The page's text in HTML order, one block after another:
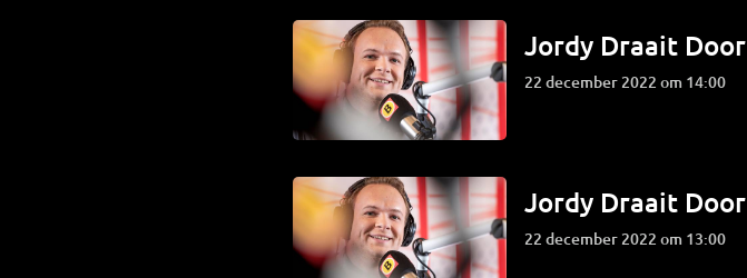
Jordy Draait Door
22 december 2022 om 14:00
Jordy Draait Door
22 december 2022 om 13:00